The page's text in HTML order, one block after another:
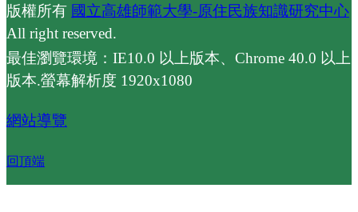
版權所有 國立高雄師範大學-原住民族知識研究中心
All right reserved.
最佳瀏覽環境：IE10.0 以上版本、Chrome 40.0 以上
版本.螢幕解析度 1920x1080
網站導覽
回頂端